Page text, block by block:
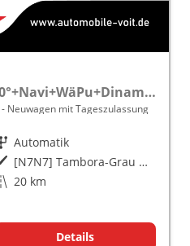
58kWh AHK+GV5+HUD+360°+Navi+WäPu+Dinamica+Kessy+Travel+ParkAssist
Neuwagen mit Tageszulassung
Getriebe Automatik
Außenfarbe
[N7N7] Tambora-Grau Metallic
Kilometerstand 20 km
Details